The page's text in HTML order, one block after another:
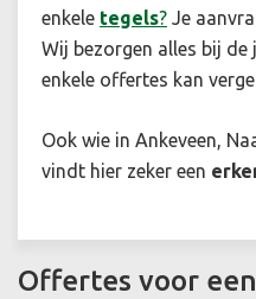
enkele tegels? Je
Wij bezorgen alles bij
enkele offertes kan
Ook wie in Ankeveen,
vindt hier zeker een
Offertes voor